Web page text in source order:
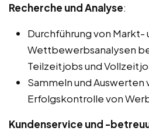
Recherche und Analyse:
Durchführung von Markt-
Wettbewerbsanalysen
Teilzeitjobs und
Sammeln und Auswerten
Erfolgskontrolle von
Kundenservice und -